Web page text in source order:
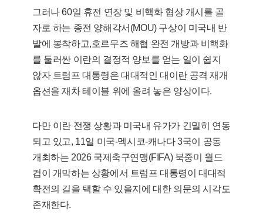
그러나 60일 휴전 연장 및 비핵화 협상 개시를 골
자로 하는 종전 양해각서(MOU) 구상이 미국내 반
발에 봉착하고,호르무즈 해협 완전 개방과 비핵화
를 둘러싼 이란의 결정적 양보를 얻는 일이 쉽지
않자 트럼프 대통령은 대대적인 대이란 공격 재개
옵션을 재차 테이블 위에 올려 놓은 양상이다.
다만 이란 전쟁 상황과 미국내 유가가 긴밀히 연동
되고 있고, 11일 미국-멕시코-캐나다 3국이 공동
개최하는 2026 국제축구연맹(FIFA) 북중미 월드
컵이 개막하는 상황에서 트럼프 대통령이 대대적
확전의 길을 택할 수 있을지에 대한 의문의 시각도
존재한다.